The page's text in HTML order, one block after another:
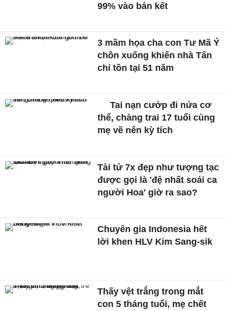
99% vào bán kết
3 mầm họa cha con Tư Mã Ý
chôn xuống khiến nhà Tấn
chỉ tồn tại 51 năm
Tai nạn cướp đi nửa cơ
thể, chàng trai 17 tuổi cùng
mẹ vẽ nên kỳ tích
Tài tử 7x đẹp như tượng tạc
được gọi là 'đệ nhất soái ca
người Hoa' giờ ra sao?
Chuyên gia Indonesia hết
lời khen HLV Kim Sang-sik
Thấy vệt trắng trong mắt
con 5 tháng tuổi, mẹ chết